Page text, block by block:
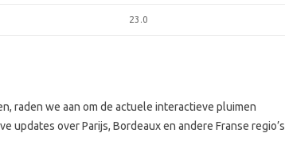
23.0
raden we aan om de actuele interactieve pluimen
updates over Parijs, Bordeaux en andere Franse